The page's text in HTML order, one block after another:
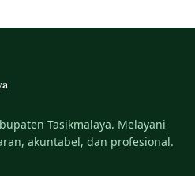
Tasikmalaya. Melayani
akuntabel, dan profesional.